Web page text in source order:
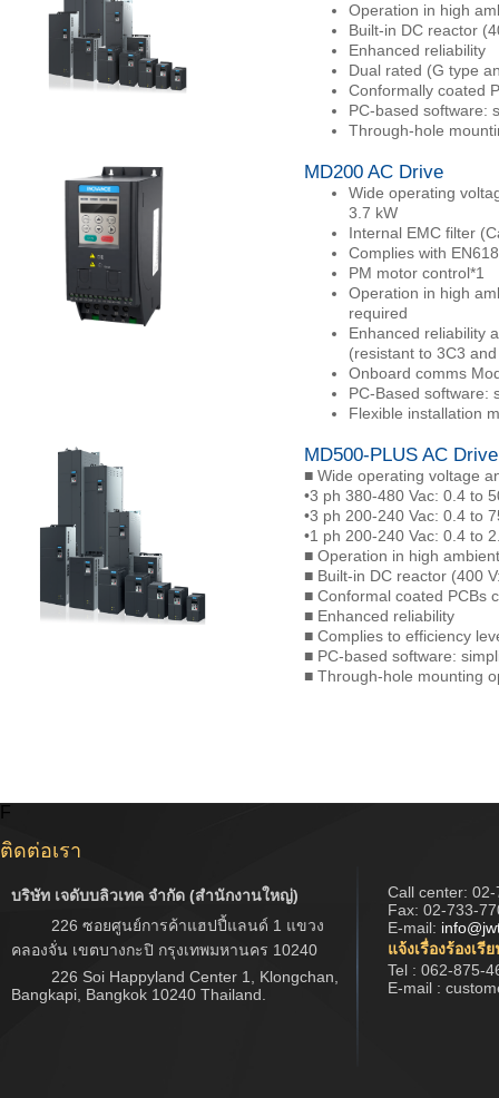
Operation in high
Built-in DC reactor
Enhanced reliability
Dual rated (G type
Conformally coated
PC-based software:
Through-hole
MD200 AC Drive
Wide operating
3.7 kW
Internal EMC filter
Complies with
PM motor control*1
Operation in high
required
Enhanced reliability
(resistant to 3C3
Onboard comms
PC-Based software:
Flexible installation
MD500-PLUS AC Drive
■ Wide operating voltage
•3 ph 380-480 Vac: 0.4 to
•3 ph 200-240 Vac: 0.4 to
•1 ph 200-240 Vac: 0.4 to
■ Operation in high
■ Built-in DC reactor (400
■ Conformal coated PCBs
■ Enhanced reliability
■ Complies to efficiency
■ PC-based software:
■ Through-hole mounting
F
ติดต่อเรา
บริษัท เจดับบลิวเทค จำกัด (สำนักงานใหญ่)
226 ซอยศูนย์การค้าแฮปปี้แลนด์ 1 แขวง
คลองจั่น เขตบางกะปิ กรุงเทพมหานคร 10240
226 Soi Happyland Center 1, Klongchan,
Bangkapi, Bangkok 10240 Thailand.
Call center: 02-
Fax: 02-733-
E-mail:
แจ้งเรื่องร้องเรี
Tel : 062-875-
E-mail :